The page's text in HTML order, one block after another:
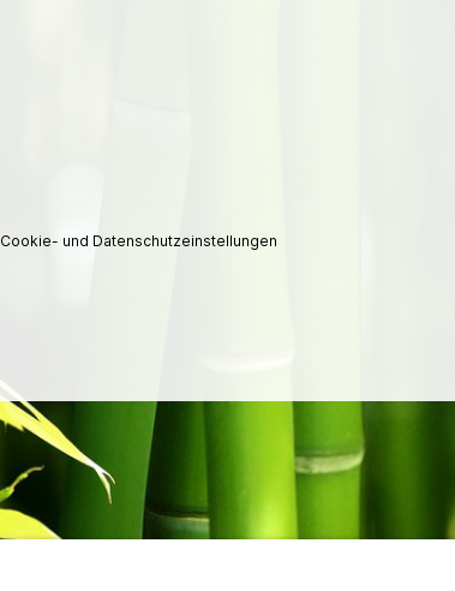
Cookie- und Datenschutzeinstellungen